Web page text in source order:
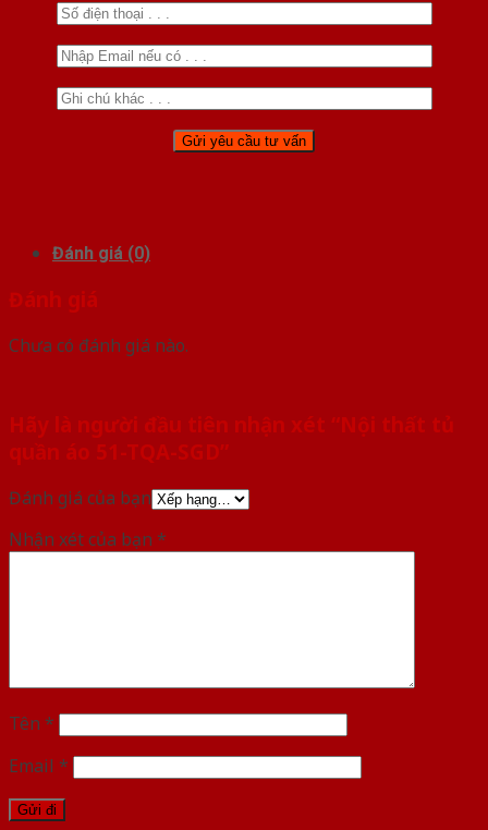
Đánh giá (0)
Đánh giá
Chưa có đánh giá nào.
Hãy là người đầu tiên nhận xét “Nội thất tủ
quần áo 51-TQA-SGD”
Đánh giá của bạn
Nhận xét của bạn *
Tên *
Email *